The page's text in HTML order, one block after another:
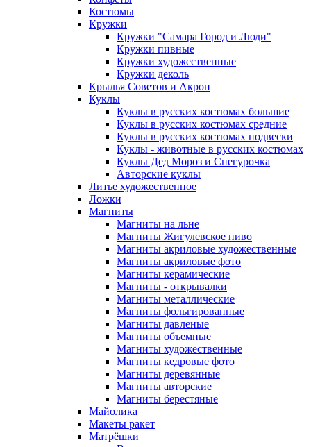
Костюмы
Кружки
Кружки "Самара Город и Люди"
Кружки пивные
Кружки художественные
Кружки деколь
Крылья Советов и Акрон
Куклы
Куклы в русских костюмах большие
Куклы в русских костюмах средние
Куклы в русских костюмах подвески
Куклы - животные в русских костюмах
Куклы Дед Мороз и Снегурочка
Авторские куклы
Литье художественное
Ложки
Магниты
Магниты на льне
Магниты Жигулевское пиво
Магниты акриловые художественные
Магниты акриловые фото
Магниты керамические
Магниты - открывалки
Магниты металлические
Магниты фольгированные
Магниты давленые
Магниты объемные
Магниты художественные
Магниты кедровые фото
Магниты деревянные
Магниты авторские
Магниты берестяные
Майолика
Макеты ракет
Матрёшки